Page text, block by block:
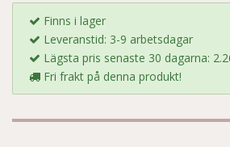
Finns i lager
Leveranstid: 3-9 arbetsdagar
Lägsta pris senaste 30 dagarna:
Fri frakt på denna produkt!